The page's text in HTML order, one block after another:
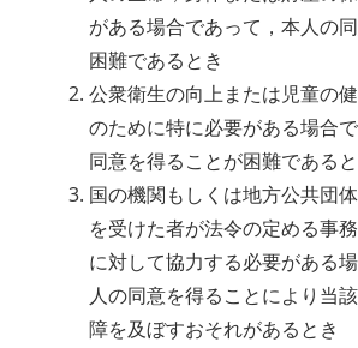
がある場合であって，本人の
困難であるとき
公衆衛生の向上または児童の
のために特に必要がある場合
同意を得ることが困難である
国の機関もしくは地方公共団
を受けた者が法令の定める事
に対して協力する必要がある
人の同意を得ることにより当
障を及ぼすおそれがあるとき